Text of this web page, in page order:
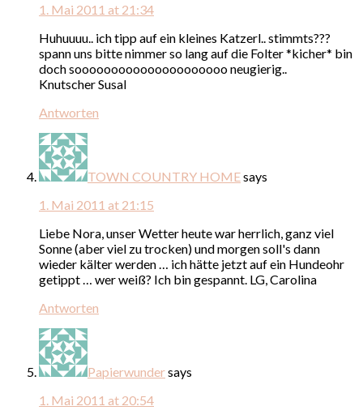
1. Mai 2011 at 21:34
Huhuuuu.. ich tipp auf ein kleines Katzerl.. stimmts???
spann uns bitte nimmer so lang auf die Folter *kicher* bin
doch sooooooooooooooooooooo neugierig..
Knutscher Susal
Antworten
TOWN COUNTRY HOMEsays
1. Mai 2011 at 21:15
Liebe Nora, unser Wetter heute war herrlich, ganz viel
Sonne (aber viel zu trocken) und morgen soll's dann
wieder kälter werden … ich hätte jetzt auf ein Hundeohr
getippt … wer weiß? Ich bin gespannt. LG, Carolina
Antworten
Papierwundersays
1. Mai 2011 at 20:54